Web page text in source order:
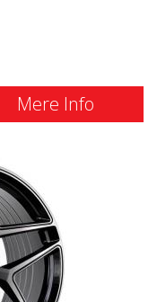
Mere Info